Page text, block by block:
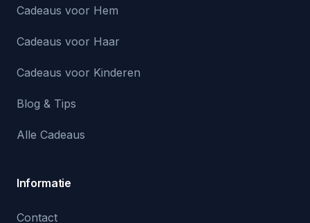
Cadeaus voor Hem
Cadeaus voor Haar
Cadeaus voor Kinderen
Blog & Tips
Alle Cadeaus
Informatie
Contact